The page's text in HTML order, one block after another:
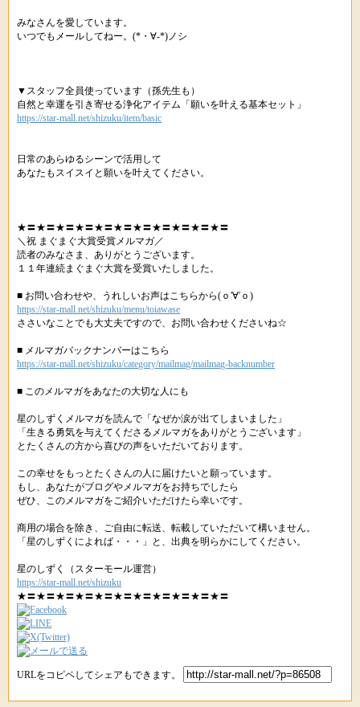
みなさんを愛しています。
いつでもメールしてねー。(*・∀-*)ノシ
▼スタッフ全員使っています（孫先生も）
自然と幸運を引き寄せる浄化アイテム「願いを叶える基本セット」
https://star-mall.net/shizuku/item/basic
日常のあらゆるシーンで活用して
あなたもスイスイと願いを叶えてください。
★〓★〓★〓★〓★〓★〓★〓★〓★〓★〓★〓
＼祝 まぐまぐ大賞受賞メルマガ／
読者のみなさま、ありがとうございます。
１１年連続まぐまぐ大賞を受賞いたしました。
■ お問い合わせや、うれしいお声はこちらから(ｏ'∀'ｏ)
https://star-mall.net/shizuku/menu/toiawase
ささいなことでも大丈夫ですので、お問い合わせくださいね☆
■ メルマガバックナンバーはこちら
https://star-mall.net/shizuku/category/mailmag/mailmag-backnumber
■ このメルマガをあなたの大切な人にも
星のしずくメルマガを読んで「なぜか涙が出てしまいました」
「生きる勇気を与えてくださるメルマガをありがとうございます」
とたくさんの方から喜びの声をいただいております。
この幸せをもっとたくさんの人に届けたいと願っています。
もし、あなたがブログやメルマガをお持ちでしたら
ぜひ、このメルマガをご紹介いただけたら幸いです。
商用の場合を除き、ご自由に転送、転載していただいて構いません。
「星のしずくによれば・・・」と、出典を明らかにしてください。
星のしずく（スターモール運営）
https://star-mall.net/shizuku
★〓★〓★〓★〓★〓★〓★〓★〓★〓★〓★〓
URLをコピペしてシェアもできます。